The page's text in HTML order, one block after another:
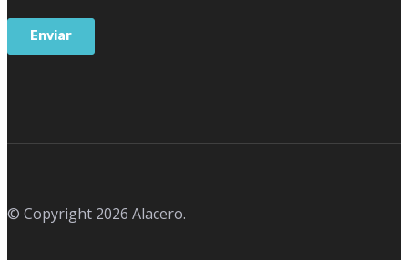
© Copyright 2026 Alacero.